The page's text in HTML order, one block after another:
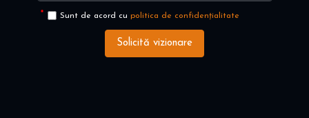
Sunt de acord cu politica de confidențialitate
Solicită vizionare